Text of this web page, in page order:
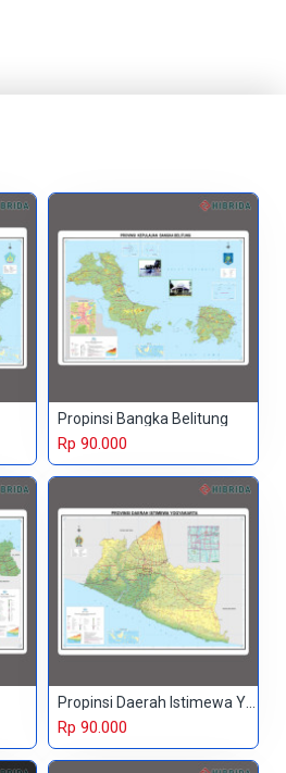
Propinsi Bangka Belitung
Rp 90.000
Propinsi Daerah Istimewa Yogyakarta
Rp 90.000